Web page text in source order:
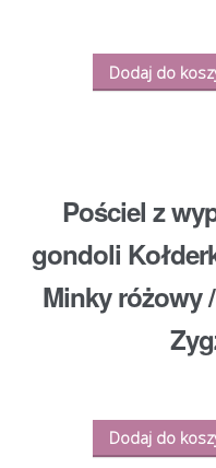
Dodaj do
Pościel z
gondoli
Minky różowy
Dodaj do